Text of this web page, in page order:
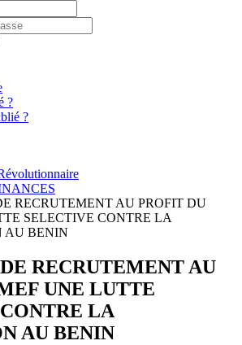
?
?
RECRUTEMENT AU PROFIT DU
SELECTIVE CONTRE LA
AU BENIN
RECRUTEMENT AU
UNE LUTTE
LA
AU BENIN